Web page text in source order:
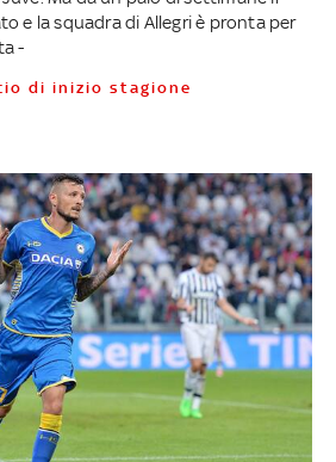
e la squadra di Allegri è pronta per
-
di inizio stagione